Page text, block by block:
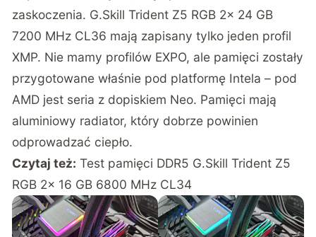
zaskoczenia. G.Skill Trident Z5 RGB 2x 24 GB
7200 MHz CL36 mają zapisany tylko jeden profil
XMP. Nie mamy profilów EXPO, ale pamięci zostały
przygotowane właśnie pod platformę Intela – pod
AMD jest seria z dopiskiem Neo. Pamięci mają
aluminiowy radiator, który dobrze powinien
odprowadzać ciepło.
Czytaj też: Test pamięci DDR5 G.Skill Trident Z5
RGB 2x 16 GB 6800 MHz CL34